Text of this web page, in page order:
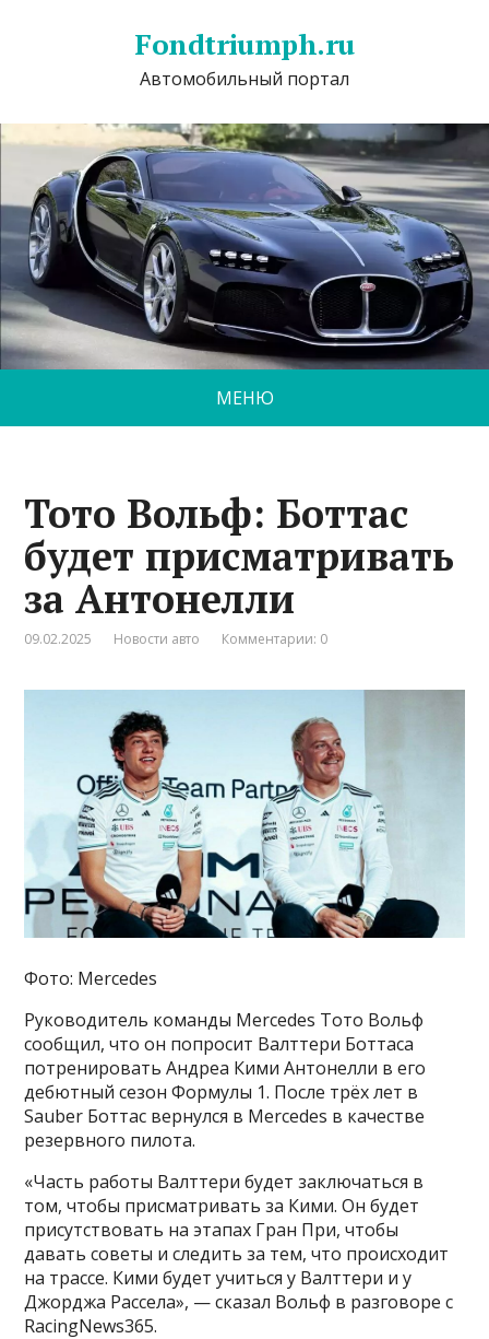
Fondtriumph.ru
Автомобильный портал
МЕНЮ
Тото Вольф: Боттас
будет присматривать
за Антонелли
09.02.2025 Новости авто Комментарии: 0
Фото: Mercedes
Руководитель команды Mercedes Тото Вольф
сообщил, что он попросит Валттери Боттаса
потренировать Андреа Кими Антонелли в его
дебютный сезон Формулы 1. После трёх лет в
Sauber Боттас вернулся в Mercedes в качестве
резервного пилота.
«Часть работы Валттери будет заключаться в
том, чтобы присматривать за Кими. Он будет
присутствовать на этапах Гран При, чтобы
давать советы и следить за тем, что происходит
на трассе. Кими будет учиться у Валттери и у
Джорджа Рассела», — сказал Вольф в разговоре с
RacingNews365.